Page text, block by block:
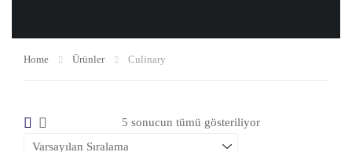
Home Ürünler Culinary
5 sonucun tümü gösteriliyor